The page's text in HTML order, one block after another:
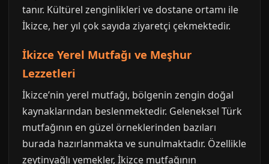
tanır. Kültürel zenginlikleri ve dostane ortamı ile
İkizce, her yıl çok sayıda ziyaretçi çekmektedir.
İkizce Yerel Mutfağı ve Meşhur
Lezzetleri
İkizce’nin yerel mutfağı, bölgenin zengin doğal
kaynaklarından beslenmektedir. Geleneksel Türk
mutfağının en güzel örneklerinden bazıları
burada hazırlanmakta ve sunulmaktadır. Özellikle
zeytinyağlı yemekler, İkizce mutfağının